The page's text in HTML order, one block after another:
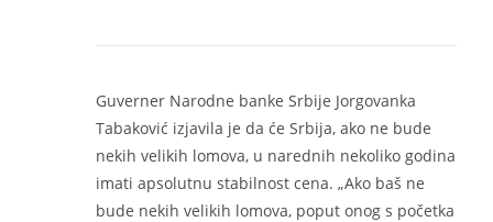
Guverner Narodne banke Srbije Jorgovanka
Tabaković izjavila je da će Srbija, ako ne bude
nekih velikih lomova, u narednih nekoliko godina
imati apsolutnu stabilnost cena. „Ako baš ne
bude nekih velikih lomova, poput onog s početka